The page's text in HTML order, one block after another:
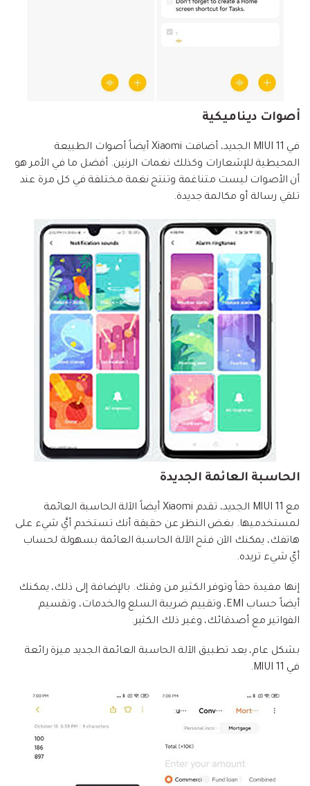
أصوات ديناميكية
في MIUI 11 الجديد، أضافت Xiaomi أيضاً أصوات الطبيعة
المحيطية للإشعارات وكذلك نغمات الرنين. أفضل ما في الأمر هو
أن الأصوات ليست متناغمة وتنتج نغمة مختلفة في كل مرة عند
تلقي رسالة أو مكالمة جديدة.
الحاسبة العائمة الجديدة
مع MIUI 11 الجديد، تقدم Xiaomi أيضاً الآلة الحاسبة العائمة
لمستخدميها. بغض النظر عن حقيقة أنك تستخدم أيَّ شيء على
هاتفك، يمكنك الآن فتح الآلة الحاسبة العائمة بسهولة لحساب
أيّ شيء تريده.
إنها مفيدة حقاً وتوفر الكثير من وقتك. بالإضافة إلى ذلك، يمكنك
أيضاً حساب EMI، وتقييم ضريبة السلع والخدمات، وتقسيم
الفواتير مع أصدقائك، وغير ذلك الكثير.
بشكل عام، يعد تطبيق الآلة الحاسبة العائمة الجديد ميزة رائعة
في MIUI 11.